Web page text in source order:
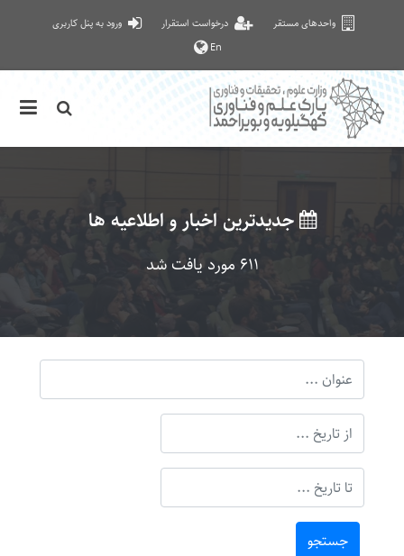
واحدهای مستقر درخواست استقرار
ورود به پنل کاربری
En
جدیدترین اخبار و اطلاعیه ها
611 مورد یافت شد
جستجو